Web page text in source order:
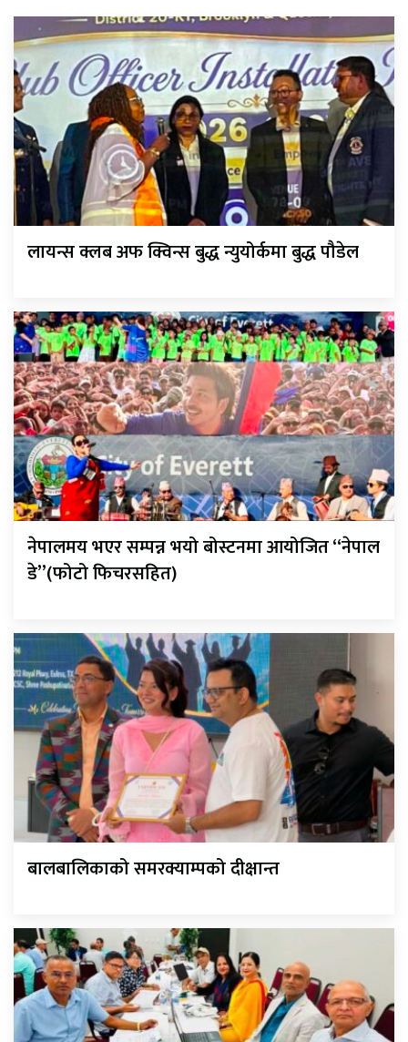
लायन्स क्लब अफ क्विन्स बुद्ध न्युयोर्कमा बुद्ध पौडेल
नेपालमय भएर सम्पन्न भयो बोस्टनमा आयोजित “नेपाल
डे”(फोटो फिचरसहित)
बालबालिकाको समरक्याम्पको दीक्षान्त